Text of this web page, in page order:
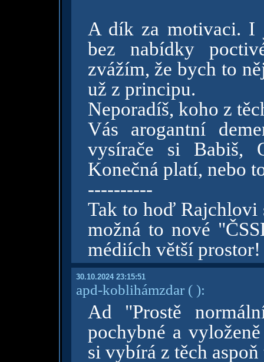
A dík za motivaci. I
bez nabídky
zvážím, že bych to
už z principu.
Neporadíš, koho z
Vás arogantní
vysírače si Babiš,
Konečná platí, nebo
----------
Tak to hoď Rajchlovi
možná to nové
médiích větší prostor!
30.10.2024 23:15:51
apd-koblihámzdar( ):
Ad "Prostě
pochybné a
si vybírá z těch